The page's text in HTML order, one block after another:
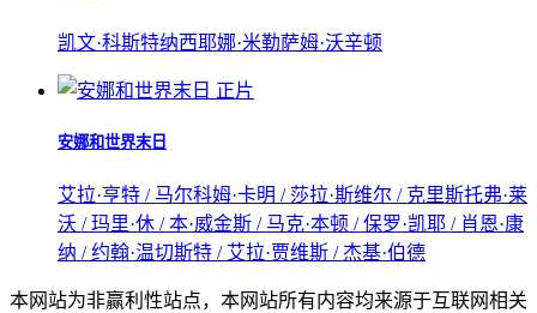
凯文·科斯特纳西耶娜·米勒萨姆·沃辛顿
正片
安娜和世界末日
艾拉·亨特 / 马尔科姆·卡明 / 莎拉·斯维尔 / 克里斯托弗·莱
沃 / 玛里·休 / 本·威金斯 / 马克·本顿 / 保罗·凯耶 / 肖恩·康
纳 / 约翰·温切斯特 / 艾拉·贾维斯 / 杰基·伯德
本网站为非赢利性站点，本网站所有内容均来源于互联网相关